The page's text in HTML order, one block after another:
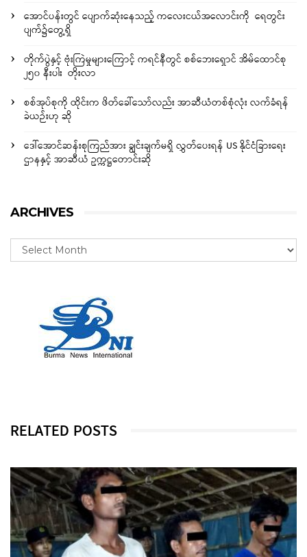
အောင်ပန်းတွင် ပျောက်ဆုံးနေသည့် ကလေးငယ်အလောင်းကို ရေတွင်း
ပျက်၌တွေ့ရှိ
တိုက်ပွဲနှင့် ဗုံးကြဲမှုများကြောင့် ကရင်နီတွင် စစ်ဘေးရှောင် အိမ်ထောင်စု
၂၅၀ နီးပါး တိုးလာ
စစ်အုပ်စုကို ထိုင်းက ဖိတ်ခေါ်သော်လည်း အာဆီယံတစ်စုံလုံး လက်ခံရန်
ခဲယဉ်းဟု ဆို
ဒေါ်အောင်ဆန်းစုကြည်အား ချွင်းချက်မရှိ လွှတ်ပေးရန် US နိုင်ငံခြားရေး
ဌာနနှင့် အာဆီယံ ဥက္ကဋ္ဌတောင်းဆို
ARCHIVES
RELATED POSTS